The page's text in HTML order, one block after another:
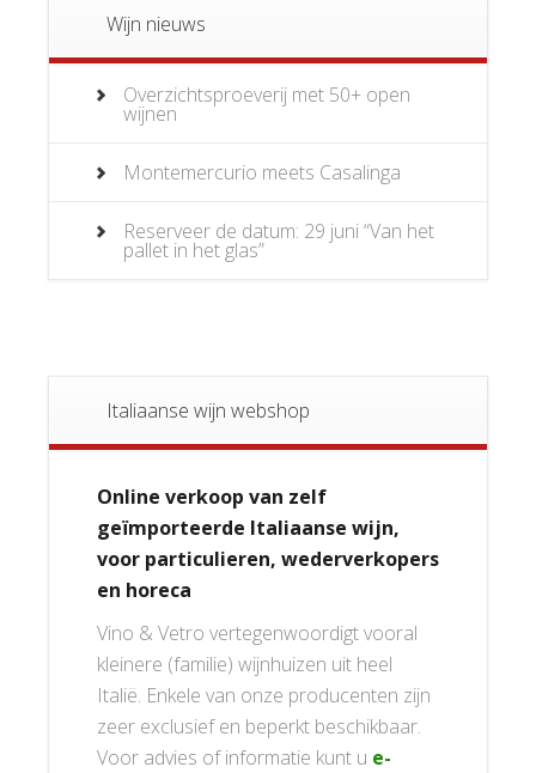
Wijn nieuws
Overzichtsproeverij met 50+ open
wijnen
Montemercurio meets Casalinga
Reserveer de datum: 29 juni “Van het
pallet in het glas”
Italiaanse wijn webshop
Online verkoop van zelf
geïmporteerde Italiaanse wijn,
voor particulieren, wederverkopers
en horeca
Vino & Vetro vertegenwoordigt vooral
kleinere (familie) wijnhuizen uit heel
Italië. Enkele van onze producenten zijn
zeer exclusief en beperkt beschikbaar.
Voor advies of informatie kunt u e-